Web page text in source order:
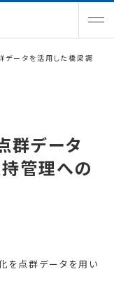
データを活用した橋梁調
群データ
管理への
を点群データを用い